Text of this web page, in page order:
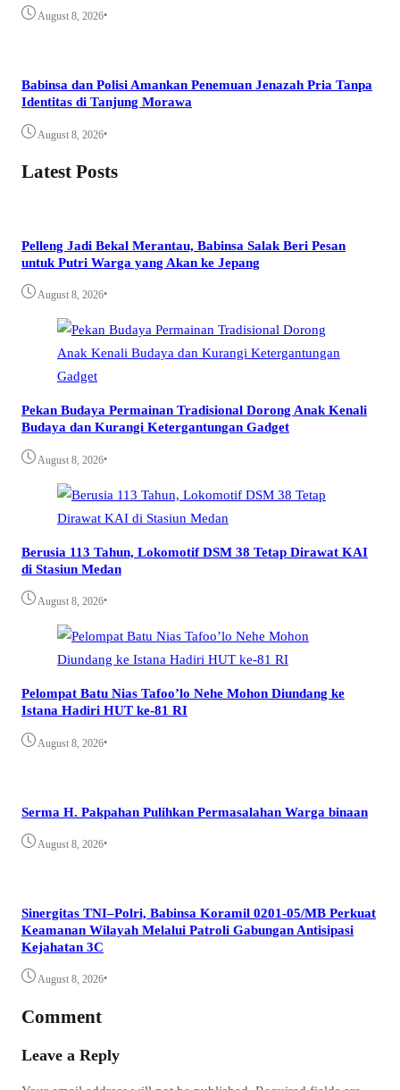
August 8, 2026•
Babinsa dan Polisi Amankan Penemuan Jenazah Pria Tanpa
Identitas di Tanjung Morawa
August 8, 2026•
Latest Posts
Pelleng Jadi Bekal Merantau, Babinsa Salak Beri Pesan
untuk Putri Warga yang Akan ke Jepang
August 8, 2026•
Pekan Budaya Permainan Tradisional Dorong Anak Kenali
Budaya dan Kurangi Ketergantungan Gadget
August 8, 2026•
Berusia 113 Tahun, Lokomotif DSM 38 Tetap Dirawat KAI
di Stasiun Medan
August 8, 2026•
Pelompat Batu Nias Tafoo’lo Nehe Mohon Diundang ke
Istana Hadiri HUT ke-81 RI
August 8, 2026•
Serma H. Pakpahan Pulihkan Permasalahan Warga binaan
August 8, 2026•
Sinergitas TNI–Polri, Babinsa Koramil 0201-05/MB Perkuat
Keamanan Wilayah Melalui Patroli Gabungan Antisipasi
Kejahatan 3C
August 8, 2026•
Comment
Leave a Reply